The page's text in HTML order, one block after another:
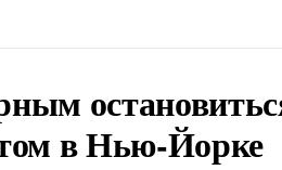
в Нью-Йорке